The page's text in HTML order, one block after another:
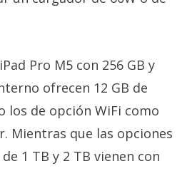
Pro M5 con 256 GB y
ofrecen 12 GB de
los de opción WiFi como
Mientras que las opciones
1 TB y 2 TB vienen con